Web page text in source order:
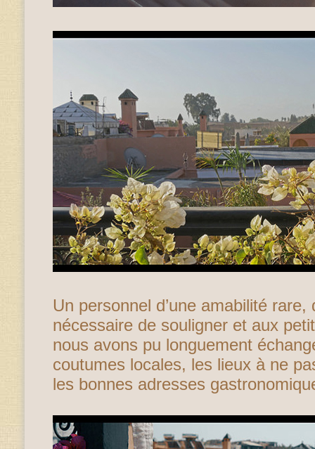
Un personnel d’une amabilité rare,
nécessaire de souligner et aux
nous avons pu longuement
coutumes locales, les lieux à ne
les bonnes adresses